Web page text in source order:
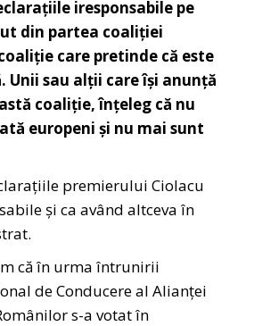
iresponsabile pe
din partea coaliției
care pretinde că este
Unii sau alții care își anunță
coaliție, înțeleg că nu
europeni și nu mai sunt
premierului Ciolacu
și ca având altceva în
că în urma întrunirii
de Conducere al Alianței
s-a votat în